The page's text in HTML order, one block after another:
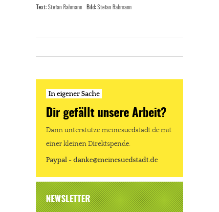
Text: Stefan Rahmann Bild: Stefan Rahmann
In eigener Sache
Dir gefällt unsere Arbeit?
Dann unterstütze meinesuedstadt.de mit
einer kleinen Direktspende.
Paypal - danke@meinesuedstadt.de
NEWSLETTER